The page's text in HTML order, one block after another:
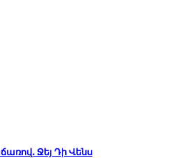
Ջեյ Դի Վենս